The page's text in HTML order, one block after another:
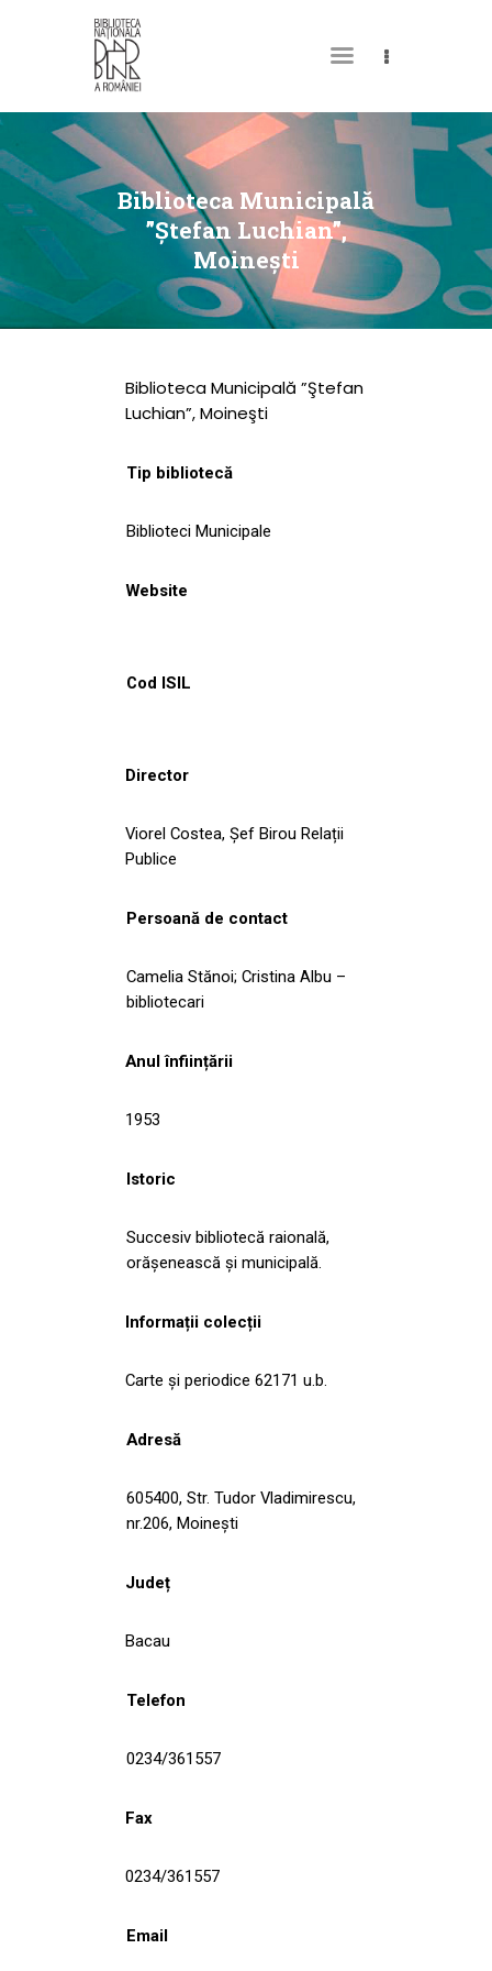
Biblioteca Municipală
”Ştefan Luchian”,
Moineşti
DESPRE NOI
PERMISUL MEU DE
BIBLIOTECĂ
CATALOAGE ȘI
COLECȚII
BIBLIOTECA DIGITALĂ
EVENIMENTE
CULTURALE
NOUTĂȚI
Biblioteca Municipală ”Ştefan
Luchian”, Moineşti
Tip bibliotecă
Biblioteci Municipale
Website
Cod ISIL
Director
Viorel Costea, Șef Birou Relații
Publice
Persoană de contact
Camelia Stănoi; Cristina Albu –
bibliotecari
Anul înființării
1953
Istoric
Succesiv bibliotecă raională,
orăşenească și municipală.
Informații colecții
Carte şi periodice 62171 u.b.
Adresă
605400, Str. Tudor Vladimirescu,
nr.206, Moineşti
Județ
Bacau
Telefon
0234/361557
Fax
0234/361557
Email